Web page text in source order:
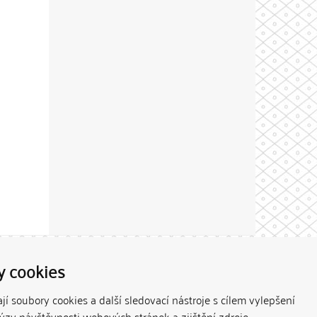
cookies
soubory cookies a další sledovací nástroje s cílem vylepšení